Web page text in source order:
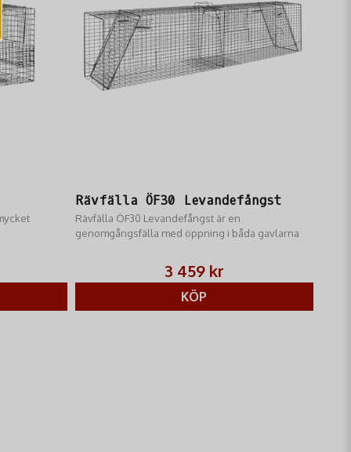
Utöver mink kan fällan även vara effektiv för andra
är lämpligt och tillåtet.
från RM Jakt och ta kontroll över
effektivt sätt. Komplettera med passande
Godkännande:
Skicka fråga
Rävfälla ÖF30 Levandefångst
Rävfälla ÖF30 Levandefångst är en
genomgångsfälla med öppning i båda gavlarna
3 459 kr
KÖP